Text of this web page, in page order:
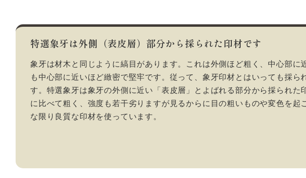
特選象牙は外側（表皮層）部分から採られた印材です
象牙は材木と同じように縞目があります。これは外側ほど粗く、中心部に
も中心部に近いほど緻密で堅牢です。従って、象牙印材とはいっても採ら
す。特選象牙は象牙の外側に近い「表皮層」とよばれる部分から採られた
に比べて粗く、強度も若干劣りますが見るからに目の粗いものや変色を起
な限り良質な印材を使っています。